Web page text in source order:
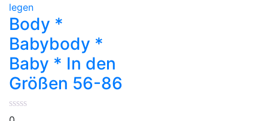
Babybody
*
Baby
*
In
den
Größen
56-
86
legen
Body *
Babybody *
Baby * In den
Größen 56-86